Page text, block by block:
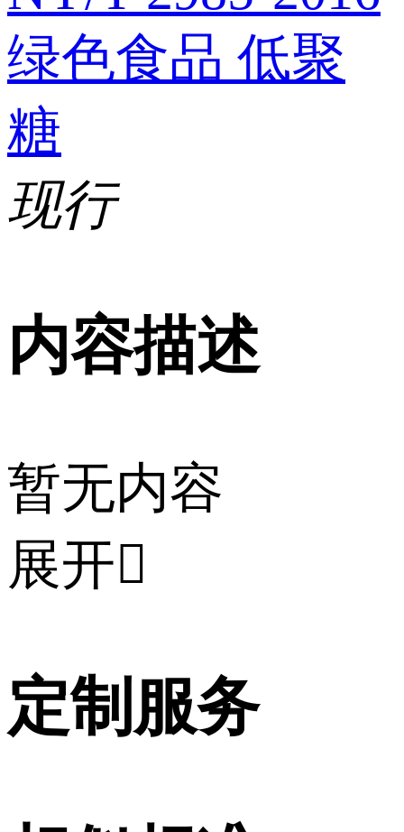
绿色食品 低聚
糖
现行
内容描述
暂无内容
展开
定制服务